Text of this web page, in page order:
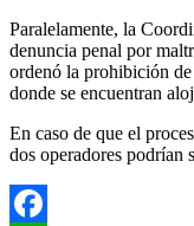
Paralelamente, la
denuncia penal por
ordenó la prohibición
donde se encuentran
En caso de que el
dos operadores podrían